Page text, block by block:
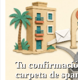
Tu
carpeta de